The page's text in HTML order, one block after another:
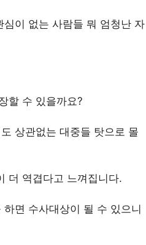
이 없는 사람들 뭐 엄청난 자
할 수 있을까요?
상관없는 대중들 탓으로 몰
더 역겹다고 느껴집니다.
면 수사대상이 될 수 있으니